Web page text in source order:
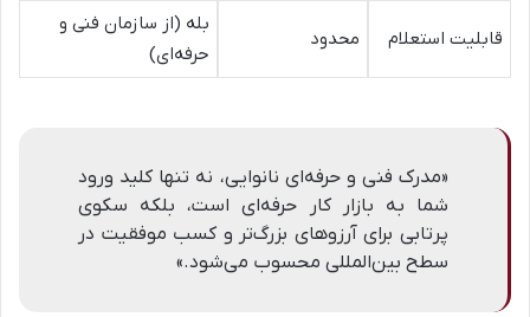
قابلیت استعلام محدود
بله (از سازمان فنی و
حرفه‌ای)
«مدرک فنی و حرفه‌ای نانوایی، نه تنها کلید ورود
شما به بازار کار حرفه‌ای است، بلکه سکوی
پرتابی برای آرزوهای بزرگ‌تر و کسب موفقیت در
سطح بین‌المللی محسوب می‌شود.»